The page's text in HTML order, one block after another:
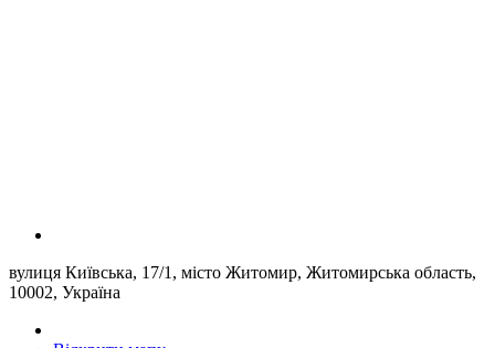
вулиця Київська, 17/1, місто Житомир, Житомирська область,
10002, Україна